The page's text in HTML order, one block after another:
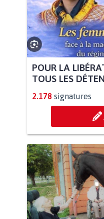
POUR LA
TOUS LES
2.178 signatures